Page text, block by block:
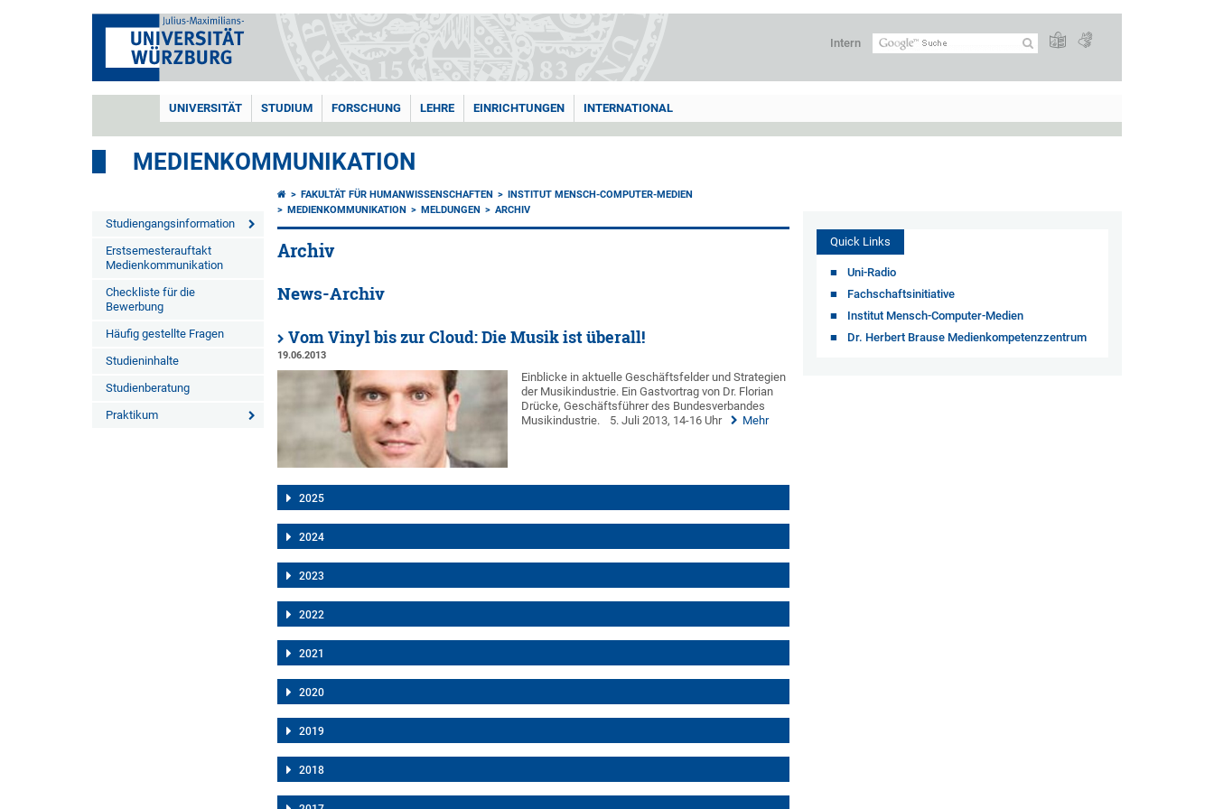
Intern
UNIVERSITÄT STUDIUM FORSCHUNG LEHRE EINRICHTUNGEN INTERNATIONAL
MEDIENKOMMUNIKATION
Studiengangsinformation
Erstsemesterauftakt
Medienkommunikation
Checkliste für die
Bewerbung
Häufig gestellte Fragen
Studieninhalte
Studienberatung
Praktikum
FAKULTÄT FÜR HUMANWISSENSCHAFTEN
INSTITUT MENSCH-COMPUTER-MEDIEN
MEDIENKOMMUNIKATION
MELDUNGEN ARCHIV
Archiv
News-Archiv
Vom Vinyl bis zur Cloud: Die Musik ist überall!
19.06.2013
Einblicke in aktuelle Geschäftsfelder und Strategien
der Musikindustrie. Ein Gastvortrag von Dr. Florian
Drücke, Geschäftsführer des Bundesverbandes
Musikindustrie.
5. Juli 2013, 14-16 Uhr Mehr
2025
2024
2023
2022
2021
2020
2019
2018
Quick Links
Uni-Radio
Fachschaftsinitiative
Institut Mensch-Computer-Medien
Dr. Herbert Brause Medienkompetenzzentrum